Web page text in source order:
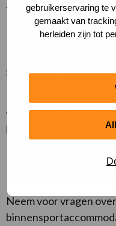
gebruikerservaring te
gemaakt van
herleiden zijn tot
telefoonnummer: 06
Neem voor
van der Heijden via het
kunt hem bellen via
Neem voor vragen